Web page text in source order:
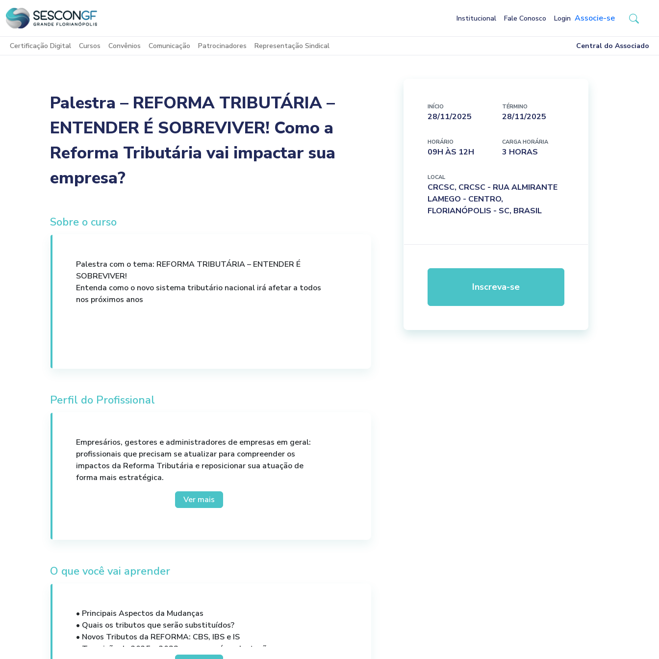
Institucional Fale Conosco Login Associe-se
Certificação Digital Cursos Convênios Comunicação Patrocinadores Representação Sindical Central do Associado
Palestra – REFORMA TRIBUTÁRIA –
ENTENDER É SOBREVIVER! Como a
Reforma Tributária vai impactar sua
empresa?
Sobre o curso
Palestra com o tema: REFORMA TRIBUTÁRIA – ENTENDER É
SOBREVIVER!
Entenda como o novo sistema tributário nacional irá afetar a todos
nos próximos anos
Perfil do Profissional
Empresários, gestores e administradores de empresas em geral:
profissionais que precisam se atualizar para compreender os
impactos da Reforma Tributária e reposicionar sua atuação de
forma mais estratégica.
Gestores financeiros, tributários e administrativos: responsáveis
por tomada de decisão em empresas que serão diretamente
Ver mais
O que você vai aprender
• Principais Aspectos da Mudanças
• Quais os tributos que serão substituídos?
• Novos Tributos da REFORMA: CBS, IBS e IS
• Transição de 2025 a 2033 – como será a adaptação
INÍCIO
28/11/2025
TÉRMINO
28/11/2025
HORÁRIO
09H ÀS 12H
CARGA HORÁRIA
3 HORAS
LOCAL
CRCSC, CRCSC - RUA ALMIRANTE
LAMEGO - CENTRO,
FLORIANÓPOLIS - SC, BRASIL
Inscreva-se